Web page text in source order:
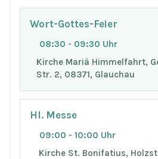
Wort-Gottes-Feier
08:30 - 09:30 Uhr
Kirche Mariä Himmelfahrt,
Str. 2, 08371, Glauchau
Hl. Messe
09:00 - 10:00 Uhr
Kirche St. Bonifatius,